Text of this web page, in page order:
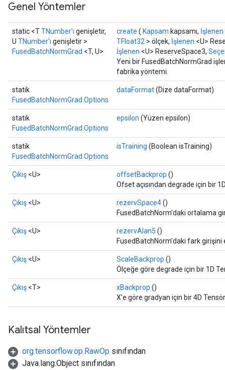
Genel Yöntemler
static <TTNumber'ı genişletir,
U TNumber'ı genişletir >
FusedBatchNormGrad <T, U>
create ( Kapsam kapsamı, İşlenen
TFloat32 > ölçek, İşlenen <U>
İşlenen <U> ReserveSpace3,
Yeni bir FusedBatchNormGrad
fabrika yöntemi.
statik
FusedBatchNormGrad.Options
dataFormat(Dize dataFormat)
statik
FusedBatchNormGrad.Options
epsilon (Yüzen epsilon)
statik
FusedBatchNormGrad.Options
isTraining (Boolean isTraining)
Çıkış <U> offsetBackprop ()
Ofset açısından degrade için bir
Çıkış <U> rezervSpace4()
FusedBatchNorm'daki ortalama
Çıkış <U> rezervAlan5 ()
FusedBatchNorm'daki fark
Çıkış <U> ScaleBackprop ()
Ölçeğe göre degrade için bir 1D
Çıkış <T> xBackprop ()
X'e göre gradyan için bir 4D
Kalıtsal Yöntemler
org.tensorflow.op.RawOp sınıfından
Java.lang.Object sınıfından